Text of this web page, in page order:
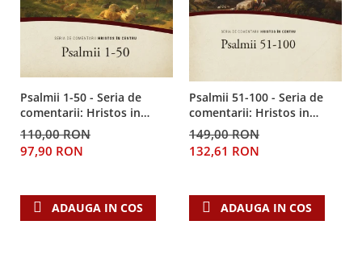
Despre afaceri
Dezvoltare personala
Leadership
Sanatate / nutritie
Psalmii 1-50 - Seria de
comentarii: Hristos in
centru
110,00 RON
97,90 RON
ADAUGA IN COS
Psalmii 51-100 - Seria de
comentarii: Hristos in
centru
149,00 RON
132,61 RON
ADAUGA IN COS